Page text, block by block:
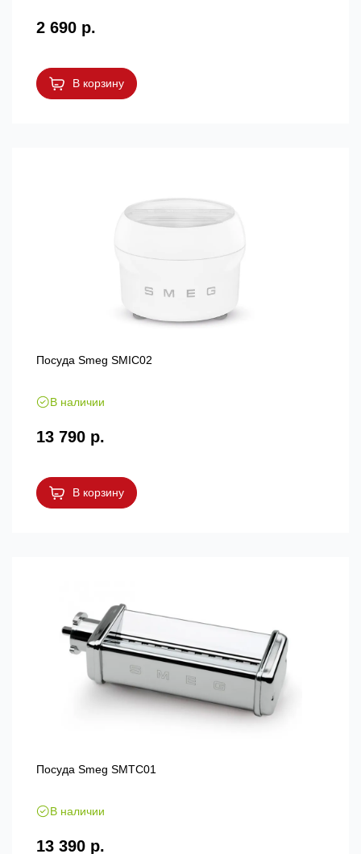
2 690 р.
В корзину
Посуда Smeg SMIC02
В наличии
13 790 р.
В корзину
Посуда Smeg SMTC01
В наличии
13 390 р.